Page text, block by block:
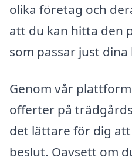
olika företag och
att du kan hitta den
som passar just dina
Genom vår
offerter på
det lättare för dig
beslut. Oavsett om